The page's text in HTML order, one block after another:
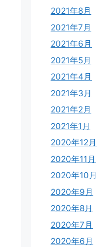
2021年8月
2021年7月
2021年6月
2021年5月
2021年4月
2021年3月
2021年2月
2021年1月
2020年12月
2020年11月
2020年10月
2020年9月
2020年8月
2020年7月
2020年6月